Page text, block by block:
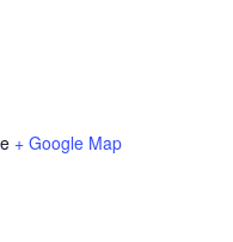
+ Google Map